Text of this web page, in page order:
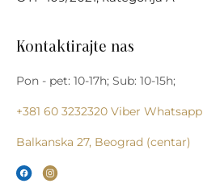
Kontaktirajte nas
Pon - pet: 10-17h; Sub: 10-15h;
+381 60 3232320 Viber Whatsapp
Balkanska 27, Beograd (centar)